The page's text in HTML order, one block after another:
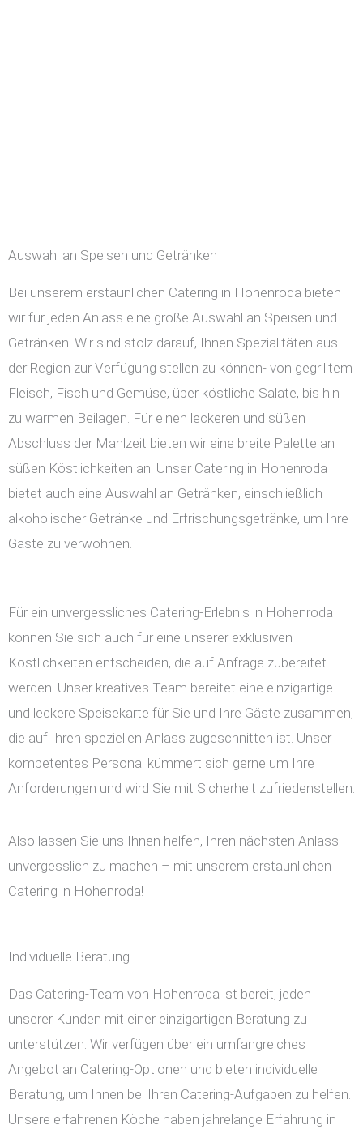
Auswahl an Speisen und Getränken
Bei unserem erstaunlichen Catering in Hohenroda bieten
wir für jeden Anlass eine große Auswahl an Speisen und
Getränken. Wir sind stolz darauf, Ihnen Spezialitäten aus
der Region zur Verfügung stellen zu können- von gegrilltem
Fleisch, Fisch und Gemüse, über köstliche Salate, bis hin
zu warmen Beilagen. Für einen leckeren und süßen
Abschluss der Mahlzeit bieten wir eine breite Palette an
süßen Köstlichkeiten an. Unser Catering in Hohenroda
bietet auch eine Auswahl an Getränken, einschließlich
alkoholischer Getränke und Erfrischungsgetränke, um Ihre
Gäste zu verwöhnen.
Für ein unvergessliches Catering-Erlebnis in Hohenroda
können Sie sich auch für eine unserer exklusiven
Köstlichkeiten entscheiden, die auf Anfrage zubereitet
werden. Unser kreatives Team bereitet eine einzigartige
und leckere Speisekarte für Sie und Ihre Gäste zusammen,
die auf Ihren speziellen Anlass zugeschnitten ist. Unser
kompetentes Personal kümmert sich gerne um Ihre
Anforderungen und wird Sie mit Sicherheit zufriedenstellen.
Also lassen Sie uns Ihnen helfen, Ihren nächsten Anlass
unvergesslich zu machen – mit unserem erstaunlichen
Catering in Hohenroda!
Individuelle Beratung
Das Catering-Team von Hohenroda ist bereit, jeden
unserer Kunden mit einer einzigartigen Beratung zu
unterstützen. Wir verfügen über ein umfangreiches
Angebot an Catering-Optionen und bieten individuelle
Beratung, um Ihnen bei Ihren Catering-Aufgaben zu helfen.
Unsere erfahrenen Köche haben jahrelange Erfahrung in